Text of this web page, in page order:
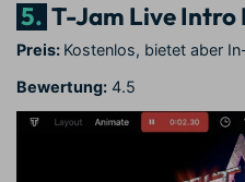
5. T-Jam Live Intro
Preis: Kostenlos, bietet aber
Bewertung: 4.5